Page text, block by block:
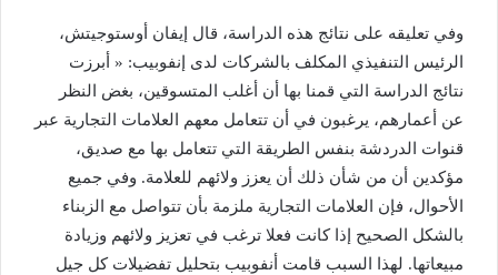
وفي تعليقه على نتائج هذه الدراسة، قال إيفان أوستوجيتش،
الرئيس التنفيذي المكلف بالشركات لدى إنفوبيب: « أبرزت
نتائج الدراسة التي قمنا بها أن أغلب المتسوقين، بغض النظر
عن أعمارهم، يرغبون في أن تتعامل معهم العلامات التجارية عبر
قنوات الدردشة بنفس الطريقة التي تتعامل بها مع صديق،
مؤكدين أن من شأن ذلك أن يعزز ولائهم للعلامة. وفي جميع
الأحوال، فإن العلامات التجارية ملزمة بأن تتواصل مع الزبناء
بالشكل الصحيح إذا كانت فعلا ترغب في تعزيز ولائهم وزيادة
مبيعاتها. لهذا السبب قامت أنفوبيب بتحليل تفضيلات كل جيل